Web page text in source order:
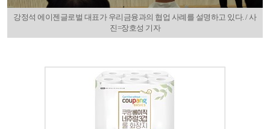
강정석 에이젠글로벌 대표가 우리금융과의 협업 사례를 설명하고 있다. / 사
진=장호성 기자